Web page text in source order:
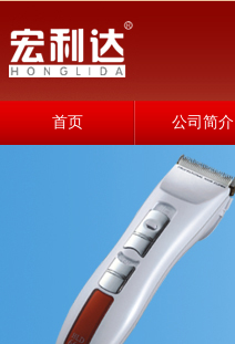
首页 公司简介